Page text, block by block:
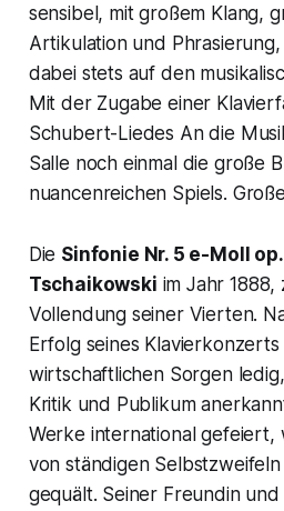
sensibel, mit großem Klang,
Artikulation und
dabei stets auf den
Mit der Zugabe einer
Schubert-Liedes An die
Salle noch einmal die große
nuancenreichen Spiels.
Die Sinfonie Nr. 5 e-Moll
Tschaikowski im Jahr
Vollendung seiner Vierten.
Erfolg seines
wirtschaftlichen Sorgen
Kritik und Publikum
Werke international
von ständigen
gequält. Seiner Freundin